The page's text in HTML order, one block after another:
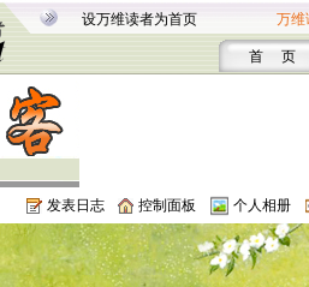
设万维读者为首页 万维
首 页
发表日志 控制面板 个人相册